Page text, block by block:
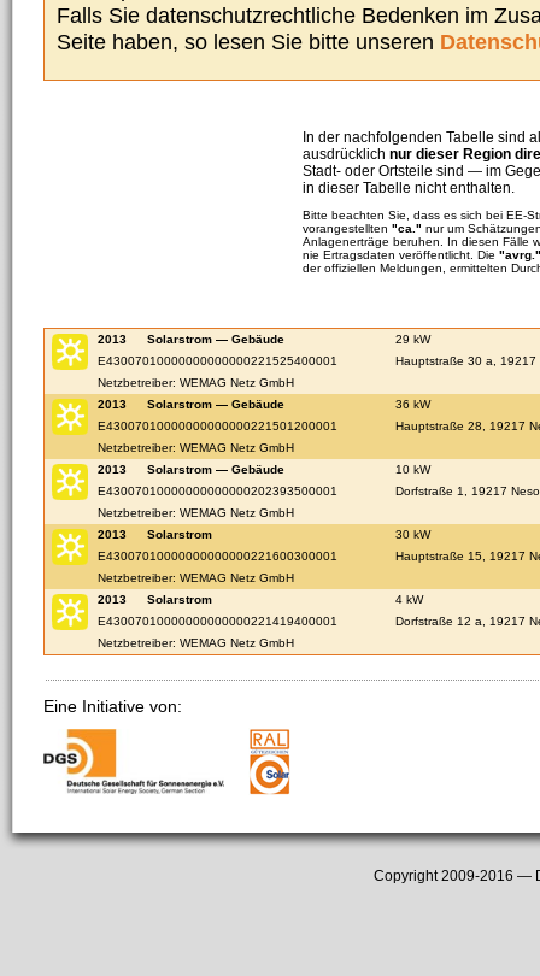
Falls Sie datenschutzrechtliche Bedenken im
Seite haben, so lesen Sie bitte unseren
In der nachfolgenden Tabelle sind
ausdrücklich nur dieser Region
Stadt- oder Ortsteile sind — im
in dieser Tabelle nicht enthalten.
Bitte beachten Sie, dass es sich bei EE-
vorangestellten "ca." nur um
Anlagenerträge beruhen. In diesen Fälle
nie Ertragsdaten veröffentlicht. Die "avrg."
der offiziellen Meldungen, ermittelten
2013 Solarstrom — Gebäude
29 kW
E43007010000000000000221525400001
Hauptstraße 30 a, 19217
Netzbetreiber: WEMAG Netz GmbH
2013
Solarstrom — Gebäude
36 kW
E43007010000000000000221501200001
Hauptstraße 28, 19217
Netzbetreiber: WEMAG Netz GmbH
2013
Solarstrom — Gebäude
10 kW
E43007010000000000000202393500001
Dorfstraße 1, 19217
Netzbetreiber: WEMAG Netz GmbH
2013
Solarstrom
30 kW
E43007010000000000000221600300001
Hauptstraße 15, 19217
Netzbetreiber: WEMAG Netz GmbH
2013
Solarstrom
4 kW
E43007010000000000000221419400001
Dorfstraße 12 a, 19217
Netzbetreiber: WEMAG Netz GmbH
Eine Initiative von:
Copyright 2009-2016 —